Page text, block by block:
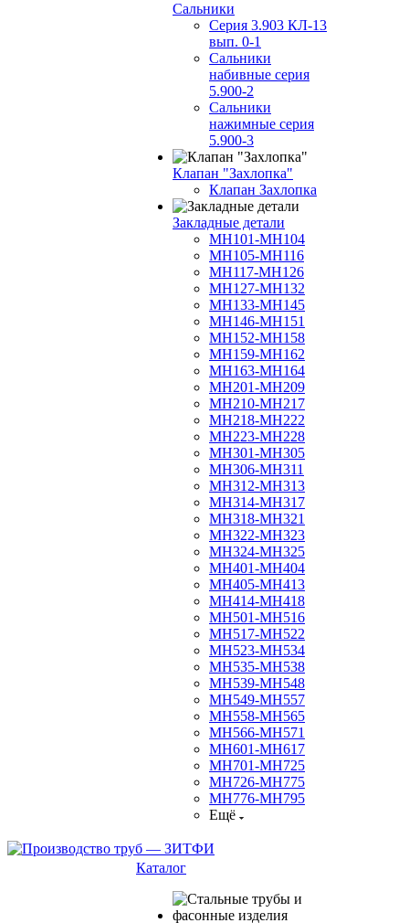
Сальники
Серия 3.903 КЛ-13
вып. 0-1
Сальники
набивные серия
5.900-2
Сальники
нажимные серия
5.900-3
Клапан "Захлопка"
Клапан Захлопка
Закладные детали
МН101-МН104
МН105-МН116
МН117-МН126
МН127-МН132
МН133-МН145
МН146-МН151
МН152-МН158
МН159-МН162
МН163-МН164
МН201-МН209
МН210-МН217
МН218-МН222
МН223-МН228
МН301-МН305
МН306-МН311
МН312-МН313
МН314-МН317
МН318-МН321
МН322-МН323
МН324-МН325
МН401-МН404
МН405-МН413
МН414-МН418
МН501-МН516
МН517-МН522
МН523-МН534
МН535-МН538
МН539-МН548
МН549-МН557
МН558-МН565
МН566-МН571
МН601-МН617
МН701-МН725
МН726-МН775
МН776-МН795
Ещё
Каталог